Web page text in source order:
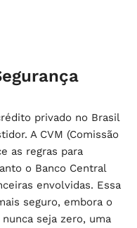
privado no Brasil
A CVM (Comissão
as regras para
o Banco Central
envolvidas. Essa
seguro, embora o
seja zero, uma